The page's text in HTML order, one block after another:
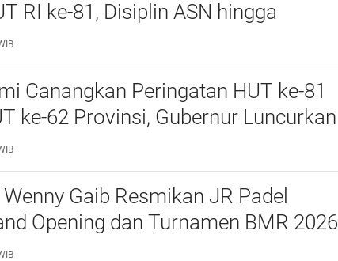
RI ke-81, Disiplin ASN hingga
Nino Jadi Sorotan
Canangkan Peringatan HUT ke-81
ke-62 Provinsi, Gubernur Luncurkan
Pajak hingga Pembagian
Kelapa
Gaib Resmikan JR Padel
Opening dan Turnamen BMR 2026
Kotamobagu